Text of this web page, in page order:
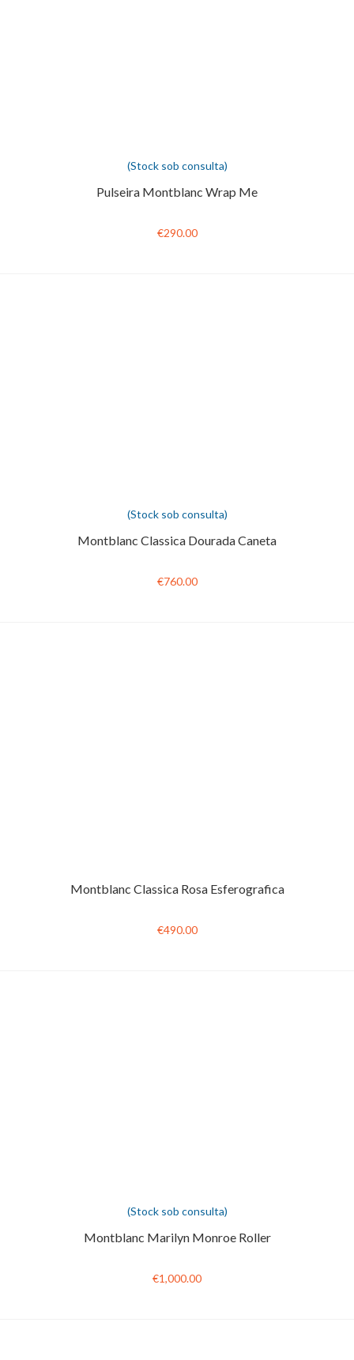
(Stock sob consulta)
Pulseira Montblanc Wrap Me
€290.00
(Stock sob consulta)
Montblanc Classica Dourada Caneta
€760.00
Montblanc Classica Rosa Esferografica
€490.00
(Stock sob consulta)
Montblanc Marilyn Monroe Roller
€1,000.00